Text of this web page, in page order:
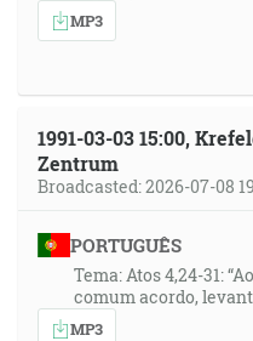
MP3
1991-03-03 15:00,
Zentrum
Broadcasted: 2026-07-08
PORTUGUÊS
Tema: Atos 4,24-31:
comum acordo,
MP3